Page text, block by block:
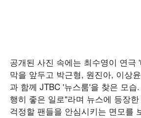
공개된 사진 속에는 최수영이 연극
막을 앞두고 박근형, 원진아, 이상
과 함께 JTBC '뉴스룸'을 찾은 모
행히 좋은 일로"라며 뉴스에 등장
걱정할 팬들을 안심시키는 면모를